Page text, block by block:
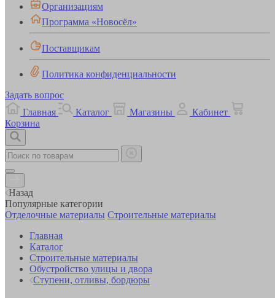
Организациям
Программа «Новосёл»
Поставщикам
Политика конфиденциальности
Задать вопрос
Главная
Каталог Магазины
Кабинет
Корзина
Назад
Популярные категории
Отделочные материалы Строительные материалы
Главная
Каталог
Строительные материалы
Обустройство улицы и двора
Ступени, отливы, бордюры